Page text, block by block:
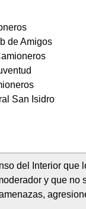
de Amigos
San Isidro
del Interior que
y que no